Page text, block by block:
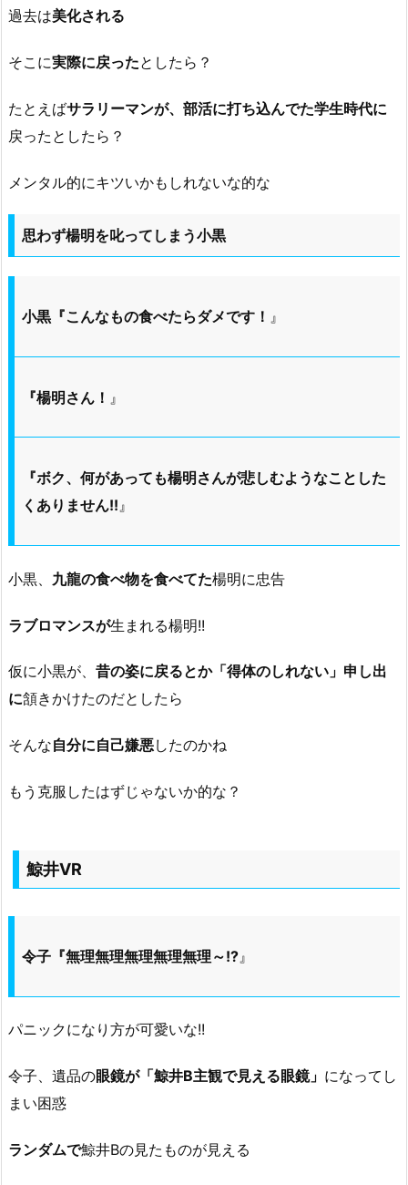
過去は美化される
そこに実際に戻ったとしたら？
たとえばサラリーマンが、部活に打ち込んでた学生時代に
戻ったとしたら？
メンタル的にキツいかもしれないな的な
思わず楊明を叱ってしまう小黒
小黒『こんなもの食べたらダメです！ 』
『楊明さん！ 』
『ボク、何があっても楊明さんが悲しむようなことした
くありません!!』
小黒、 九龍の食べ物を食べてた楊明に忠告
ラブロマンスが生まれる楊明!!
仮に小黒が、 昔の姿に戻るとか「得体のしれない」申し出
に頷きかけたのだとしたら
そんな自分に自己嫌悪したのかね
もう克服したはずじゃないか的な？
鯨井VR
令子『無理無理無理無理無理～!? 』
パニックになり方が可愛いな!!
令子、遺品の眼鏡が「鯨井B主観で見える眼鏡」 になってし
まい困惑
ランダムで鯨井Bの見たものが見える